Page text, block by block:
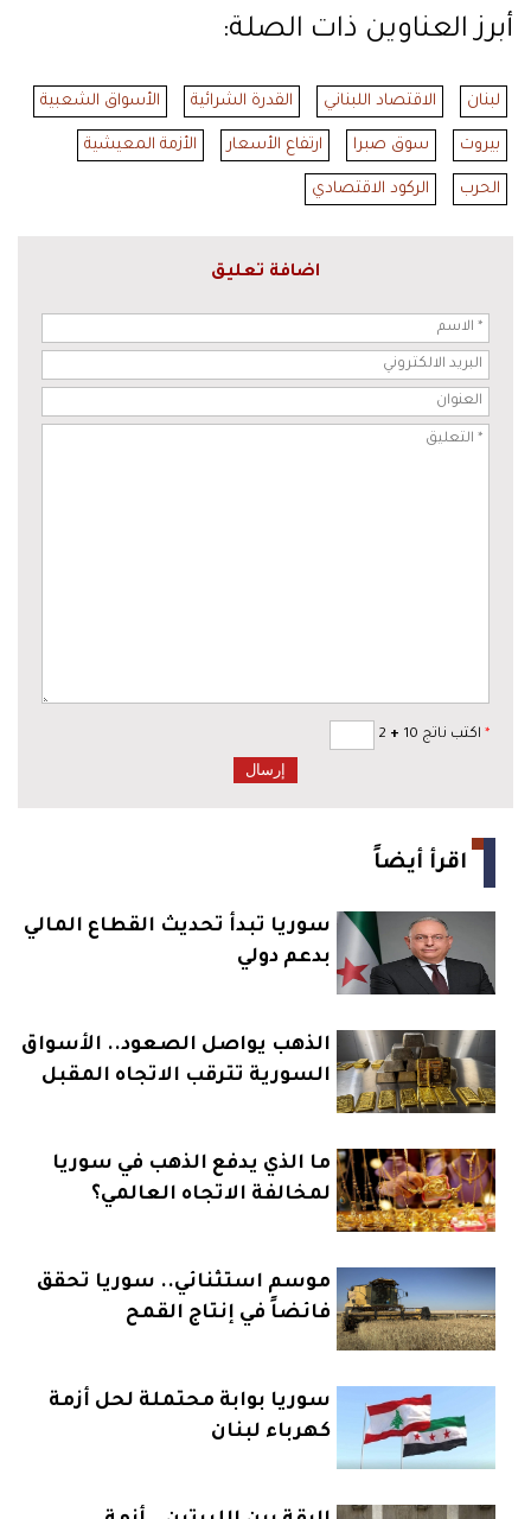
أبرز العناوين ذات الصلة:
لبنان الاقتصاد اللبناني القدرة الشرائية الأسواق الشعبية
بيروت سوق صبرا ارتفاع الأسعار الأزمة المعيشية
الحرب الركود الاقتصادي
اضافة تعليق
* اكتب ناتج 10 +
اقرأ أيضاً
سوريا تبدأ تحديث القطاع المالي
بدعم دولي
الذهب يواصل الصعود.. الأسواق
السورية تترقب الاتجاه المقبل
ما الذي يدفع الذهب في سوريا
لمخالفة الاتجاه العالمي؟
موسم استثنائي.. سوريا تحقق
فائضاً في إنتاج القمح
سوريا بوابة محتملة لحل أزمة
كهرباء لبنان